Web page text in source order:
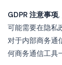
GDPR 注意事项,
可能需要在隐私
对于内部商务通
何商务通信工具